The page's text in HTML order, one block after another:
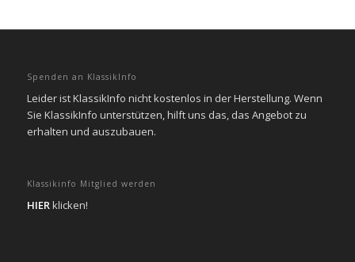
Spenden an KlassikInfo
Leider ist KlassikInfo nicht kostenlos in der Herstellung. Wenn
Sie KlassikInfo unterstützen, hilft uns das, das Angebot zu
erhalten und auszubauen.
Klassikinfo Mitglied werden
HIERklicken!